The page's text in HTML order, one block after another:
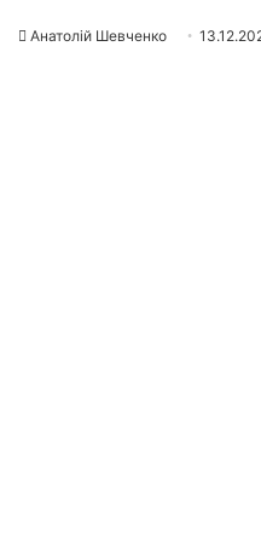
Анатолій Шевченко